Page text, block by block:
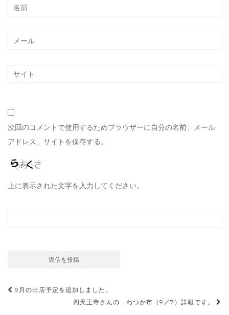
次回のコメントで使用するためブラウザーに自分の名前、メール
アドレス、サイトを保存する。
上に表示された文字を入力してください。
投9月の出店予定を追加しました。
四天王寺さんの わつか市（9／7）詳報です。